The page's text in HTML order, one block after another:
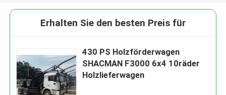
Erhalten Sie den besten Preis für
430 PS Holzförderwagen
SHACMAN F3000 6x4 10räder
Holzlieferwagen